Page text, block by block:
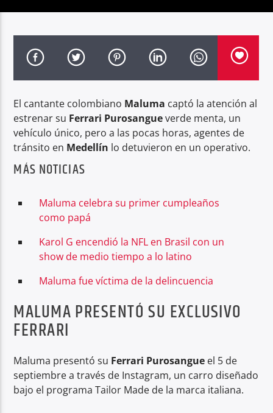
El cantante colombiano Maluma captó la atención al
estrenar su Ferrari Purosangueverde menta, un
vehículo único, pero a las pocas horas, agentes de
tránsito en Medellín lo detuvieron en un operativo.
MÁS NOTICIAS
Maluma celebra su primer cumpleaños
como papá
Karol G encendió la NFL en Brasil con un
show de medio tiempo a lo latino
Maluma fue víctima de la delincuencia
MALUMA PRESENTÓ SU EXCLUSIVO
FERRARI
Maluma presentó su Ferrari Purosangue el 5 de
septiembre a través de Instagram, un carro diseñado
bajo el programa Tailor Made de la marca italiana.